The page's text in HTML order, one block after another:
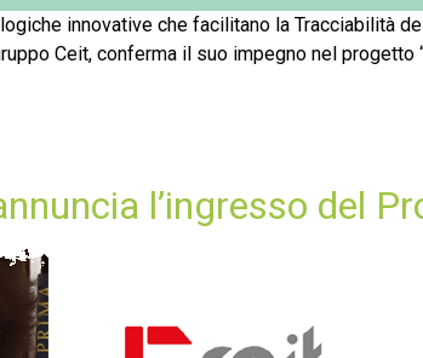
innovative che facilitano la Tracciabilità
Ceit, conferma il suo impegno nel
l’ingresso del